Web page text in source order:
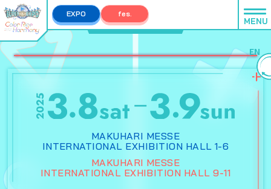
EXPO fes.
MENU
EN
MAKUHARI MESSE
INTERNATIONAL EXHIBITION HALL 1-6
MAKUHARI MESSE
INTERNATIONAL EXHIBITION HALL 9-11